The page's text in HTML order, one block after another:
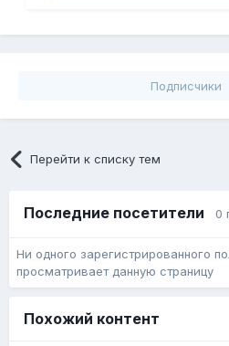
Подписчики
Перейти к списку тем
Последние посетители 0
Ни одного зарегистрированного
просматривает данную страницу
Похожий контент